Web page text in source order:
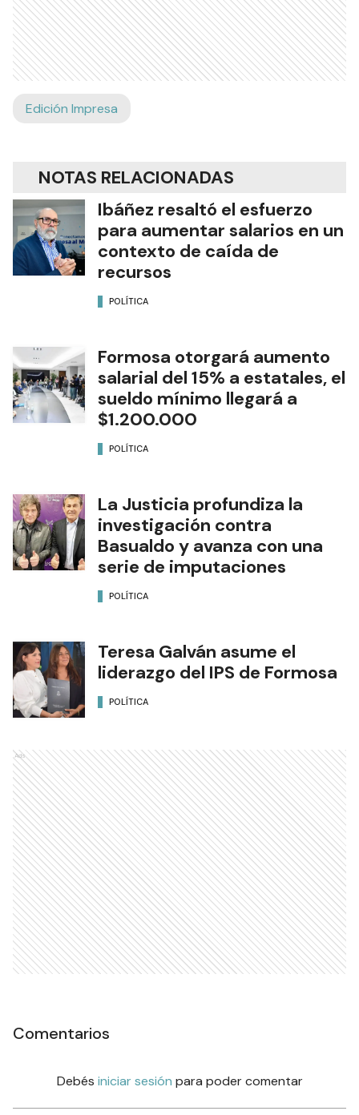
Edición Impresa
NOTAS RELACIONADAS
Ibáñez resaltó el esfuerzo
para aumentar salarios en un
contexto de caída de
recursos
POLÍTICA
Formosa otorgará aumento
salarial del 15% a estatales, el
sueldo mínimo llegará a
$1.200.000
POLÍTICA
La Justicia profundiza la
investigación contra
Basualdo y avanza con una
serie de imputaciones
POLÍTICA
Teresa Galván asume el
liderazgo del IPS de Formosa
POLÍTICA
Ads
Comentarios
Debés iniciar sesión para poder comentar